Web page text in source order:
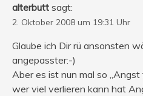
alterbutt sagt:
2. Oktober 2008 um 19:31 Uhr
Glaube ich Dir rü ansonsten
angepasster:-)
Aber es ist nun mal so
wer viel verlieren kann hat